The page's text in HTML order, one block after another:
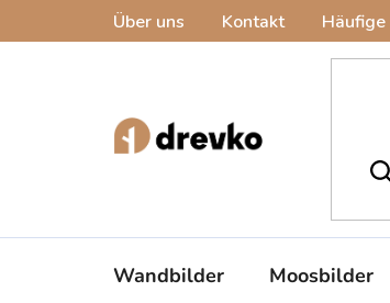
Über uns Kontakt Häufige
Wandbilder Moosbilder